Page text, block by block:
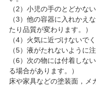
（2）小児の手のとどかな
（3）他の容器に入れかえ
たり品質が変わります。）
（4）火気に近づけないでく
（5）液がたれないように
（6）次の物には付着しな
る場合があります。）
床や家具などの塗装面，メ